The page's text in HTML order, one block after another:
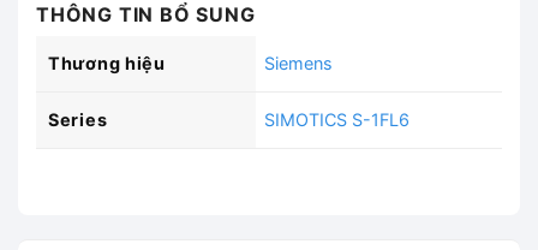
THÔNG TIN BỔ SUNG
Thương hiệu Siemens
Series SIMOTICS S-1FL6